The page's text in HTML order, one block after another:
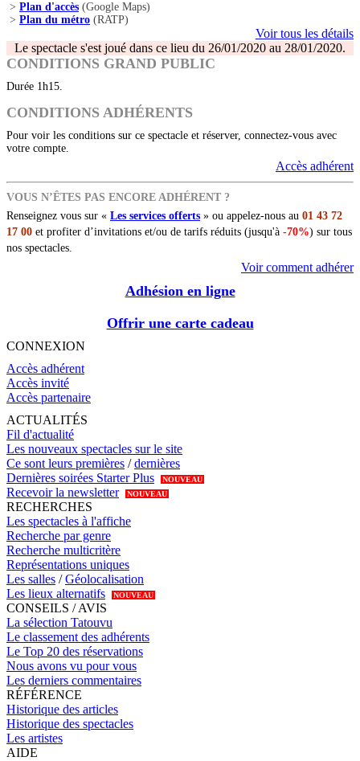
> Plan d'accès (Google Maps)
> Plan du métro (RATP)
Voir tous les détails
Le spectacle s'est joué dans ce lieu du 26/01/2020 au 28/01/2020.
CONDITIONS GRAND PUBLIC
Durée 1h15.
CONDITIONS ADHÉRENTS
Pour voir les conditions sur ce spectacle et réserver, connectez-vous avec
votre compte.
Accès adhérent
VOUS N’ÊTES PAS ENCORE ADHÉRENT ?
Renseignez vous sur « Les services offerts » ou appelez-nous au 01 43 72
17 00 et profiter d’invitations et/ou de tarifs réduits (jusqu'à -70%) sur tous
nos spectacles.
Voir comment adhérer
Adhésion en ligne
Offrir une carte cadeau
CONNEXION
Accès adhérent
Accès invité
Accès partenaire
ACTUALITÉS
Fil d'actualité
Les nouveaux spectacles sur le site
Ce sont leurs premières /dernières
Dernières soirées Starter Plus
NOUVEAU
Recevoir la newsletter NOUVEAU
RECHERCHES
Les spectacles à l'affiche
Recherche par genre
Recherche multicritère
Représentations uniques
Les salles /Géolocalisation
Les lieux alternatifs
NOUVEAU
CONSEILS / AVIS
La sélection Tatouvu
Le classement des adhérents
Le Top 20 des réservations
Nous avons vu pour vous
Les derniers commentaires
RÉFÉRENCE
Historique des articles
Historique des spectacles
Les artistes
AIDE